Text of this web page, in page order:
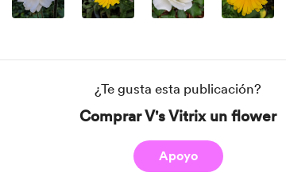
¿Te gusta esta publicación?
Comprar V's Vitrix un flower
Apoyo